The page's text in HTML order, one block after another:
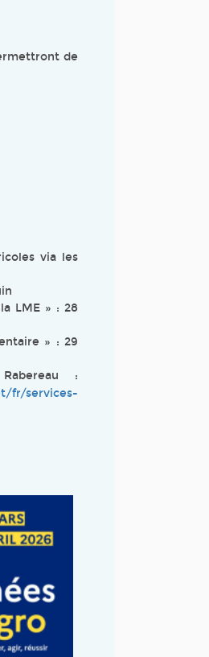
de
via les
LME » : 28
» : 29
:
fr/services-